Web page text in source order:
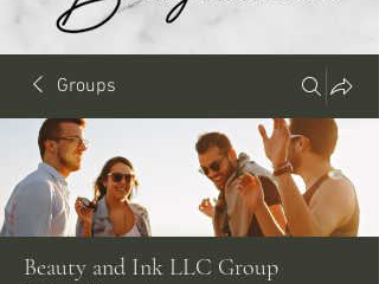
Groups
Beauty and Ink LLC Group